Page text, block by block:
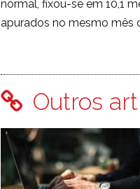
normal, fixou-se em 10,1
apurados no mesmo mês
Outros